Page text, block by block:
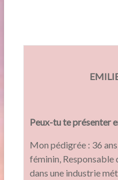
Peux-tu te présenter
Mon pédigrée : 36
féminin, Responsable
dans une industrie